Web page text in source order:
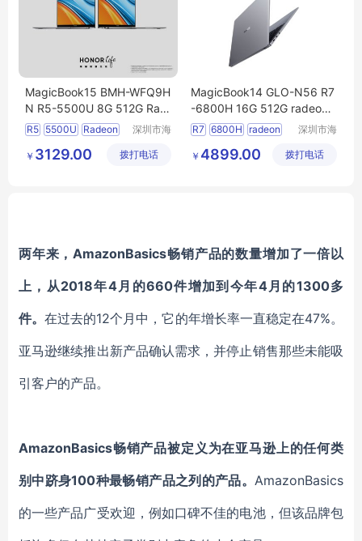
MagicBook15 BMH-WFQ9H
N R5-5500U 8G 512G Rad
eon 7 15笔记本电脑可议价
R5 5500U
Radeon
深圳市海
有限公司
￥ 3129.00 拨打电话
MagicBook14 GLO-N56 R7
-6800H 16G 512G radeon
680m 12 14笔记本电脑
R7 6800H
radeon
深圳市海
有限公司
￥ 4899.00 拨打电话
两年来，AmazonBasics畅销产品的数量增加了一倍以
上，从2018年4月的660件增加到今年4月的1300多
件。在过去的12个月中，它的年增长率一直稳定在47%。
亚马逊继续推出新产品确认需求，并停止销售那些未能吸
引客户的产品。
AmazonBasics畅销产品被定义为在亚马逊上的任何类
别中跻身100种最畅销产品之列的产品。 AmazonBasics
的一些产品广受欢迎，例如口碑不佳的电池，但该品牌包